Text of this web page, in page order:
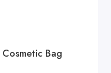
Bag